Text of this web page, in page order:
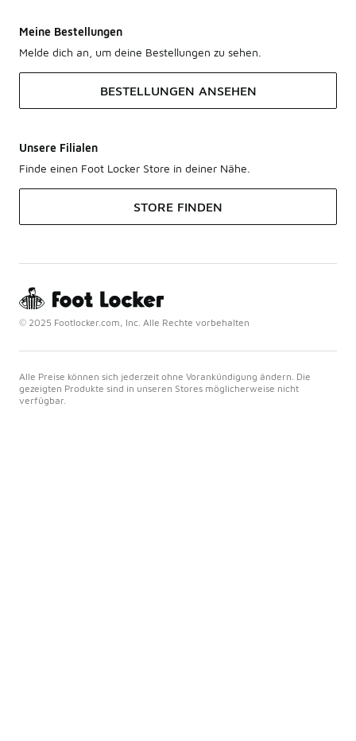
Meine Bestellungen
Melde dich an, um deine Bestellungen zu sehen.
BESTELLUNGEN ANSEHEN
Unsere Filialen
Finde einen Foot Locker Store in deiner Nähe.
STORE FINDEN
© 2025 Footlocker.com, Inc. Alle Rechte vorbehalten
Alle Preise können sich jederzeit ohne Vorankündigung ändern. Die
gezeigten Produkte sind in unseren Stores möglicherweise nicht
verfügbar.